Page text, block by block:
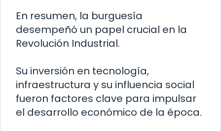
En resumen, la burguesía
desempeñó un papel crucial en la
Revolución Industrial.
Su inversión en tecnología,
infraestructura y su influencia social
fueron factores clave para impulsar
el desarrollo económico de la época.